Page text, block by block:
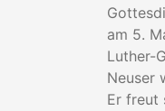
am 5.
Luther-
Neuser
Er freut